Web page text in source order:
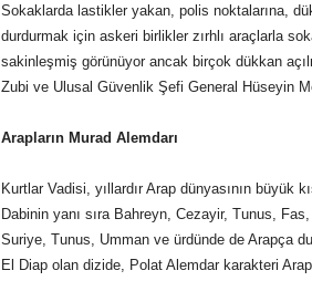
Sokaklarda lastikler yakan, polis noktalarına,
durdurmak için askeri birlikler zırhlı araçlarla
sakinleşmiş görünüyor ancak birçok dükkan
Zubi ve Ulusal Güvenlik Şefi General Hüseyin
Arapların Murad Alemdarı
Kurtlar Vadisi, yıllardır Arap dünyasının büyük
Dabinin yanı sıra Bahreyn, Cezayir, Tunus,
Suriye, Tunus, Umman ve ürdünde de Arapça
El Diap olan dizide, Polat Alemdar karakteri